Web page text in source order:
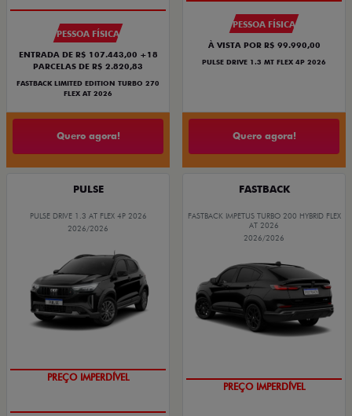
PESSOA FÍSICA
ENTRADA DE R$ 107.443,00 +18
PARCELAS DE R$ 2.820,83
FASTBACK LIMITED EDITION TURBO 270
FLEX AT 2026
Quero agora!
PESSOA FÍSICA
À VISTA POR R$ 99.990,00
PULSE DRIVE 1.3 MT FLEX 4P 2026
Quero agora!
PULSE
PULSE DRIVE 1.3 AT FLEX 4P 2026
2026/2026
PREÇO IMPERDÍVEL
FASTBACK
FASTBACK IMPETUS TURBO 200 HYBRID FLEX
AT 2026
2026/2026
PREÇO IMPERDÍVEL